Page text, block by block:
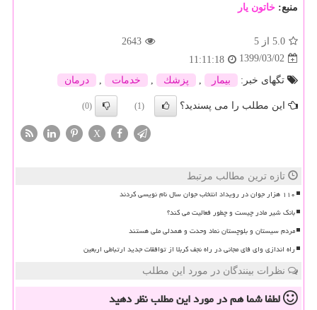
منبع: خاتون یار
5.0 از 5
2643
1399/03/02
11:11:18
تگهای خبر:
بیمار پزشك خدمات درمان
این مطلب را می پسندید؟ (1)
(0)
X
تازه ترین مطالب مرتبط
۱۱۰ هزار جوان در رویداد انتخاب جوان سال نام نویسی کردند
بانک شیر مادر چیست و چطور فعالیت می کند؟
مردم سیستان و بلوچستان نماد وحدت و همدلی ملی هستند
راه اندازی وای فای مجانی در راه نجف کربلا از توافقات جدید ارتباطی اربعین
نظرات بینندگان در مورد این مطلب
لطفا شما همدر مورد این مطلبنظر دهید